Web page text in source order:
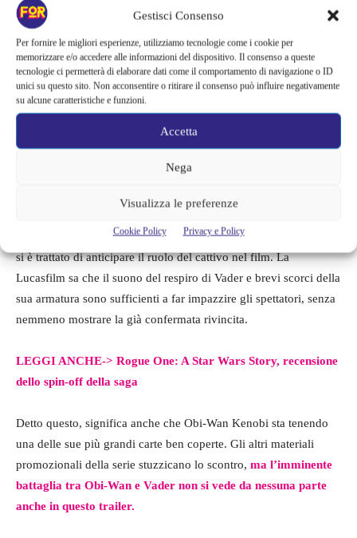
Gestisci Consenso
Per fornire le migliori esperienze, utilizziamo tecnologie come i cookie per
memorizzare e/o accedere alle informazioni del dispositivo. Il consenso a queste
tecnologie ci permetterà di elaborare dati come il comportamento di navigazione o ID
unici su questo sito. Non acconsentire o ritirare il consenso può influire negativamente
su alcune caratteristiche e funzioni.
Accetta
Nega
Visualizza le preferenze
Cookie Policy Privacy e Policy
One: A Star Wars Story ha avuto un approccio simile
si è trattato di anticipare il ruolo del cattivo nel film. La
Lucasfilm sa che il suono del respiro di Vader e brevi scorci della
sua armatura sono sufficienti a far impazzire gli spettatori, senza
nemmeno mostrare la già confermata rivincita.
LEGGI ANCHE-> Rogue One: A Star Wars Story, recensione
dello spin-off della saga
Detto questo, significa anche che Obi-Wan Kenobi sta tenendo
una delle sue più grandi carte ben coperte. Gli altri materiali
promozionali della serie stuzzicano lo scontro, ma l’imminente
battaglia tra Obi-Wan e Vader non si vede da nessuna parte
anche in questo trailer.